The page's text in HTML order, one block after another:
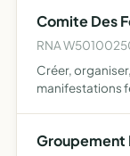
Comite Des
RNA
Créer,
manifestations
favorisant
Groupement